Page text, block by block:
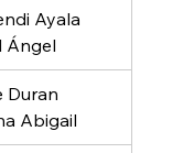
Ayala
Ángel
Duran
Abigail